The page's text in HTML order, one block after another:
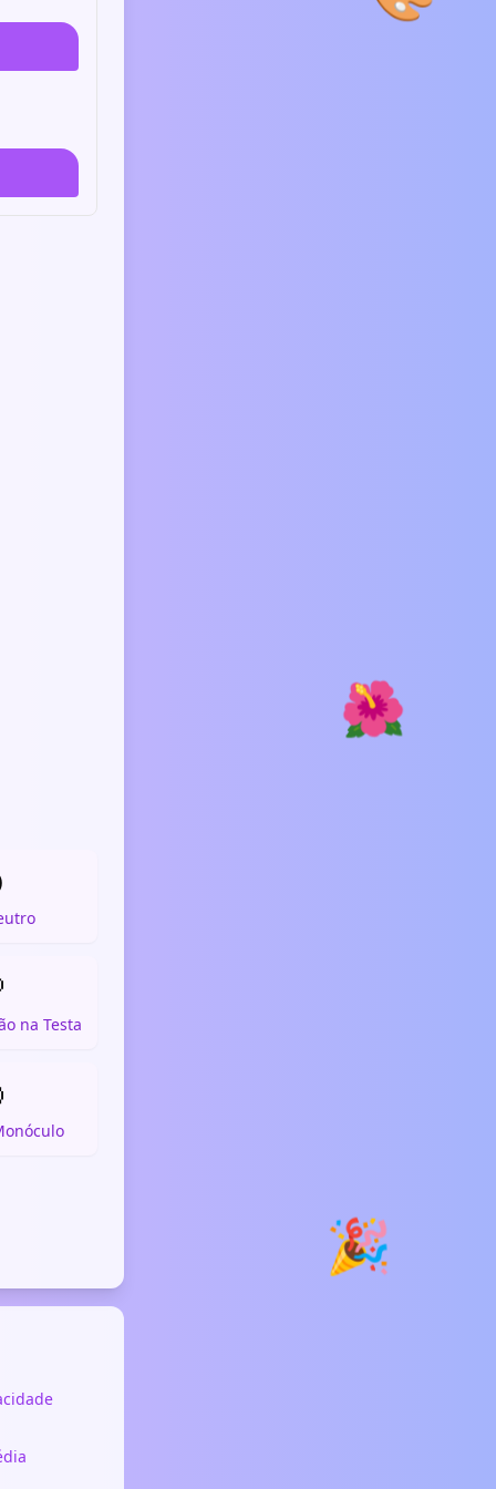
🌺
🎉
na Testa